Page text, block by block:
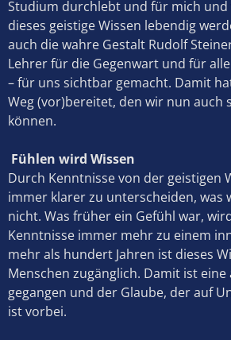
Studium durchlebt und für mich und
dieses geistige Wissen lebendig
auch die wahre Gestalt Rudolf
Lehrer für die Gegenwart und für
– für uns sichtbar gemacht. Damit
Weg (vor)bereitet, den wir nun auch
können.
Fühlen wird Wissen
Durch Kenntnisse von der geistigen
immer klarer zu unterscheiden, was
nicht. Was früher ein Gefühl war,
Kenntnisse immer mehr zu einem
mehr als hundert Jahren ist dieses
Menschen zugänglich. Damit ist eine
gegangen und der Glaube, der auf
ist vorbei.